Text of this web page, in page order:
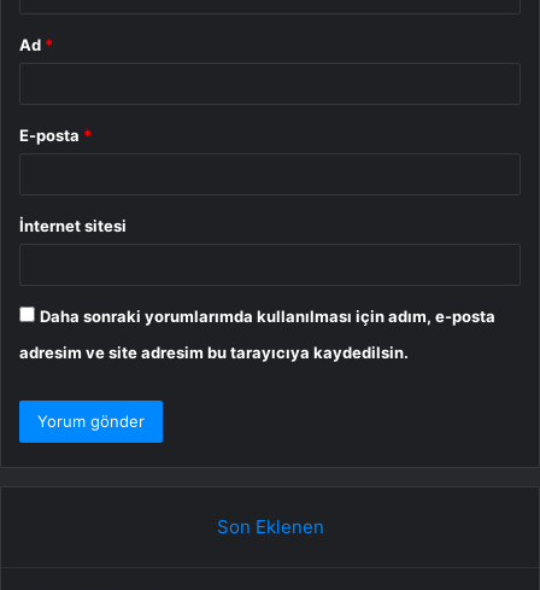
Ad *
E-posta *
İnternet sitesi
Daha sonraki yorumlarımda kullanılması için adım, e-posta
adresim ve site adresim bu tarayıcıya kaydedilsin.
Son Eklenen